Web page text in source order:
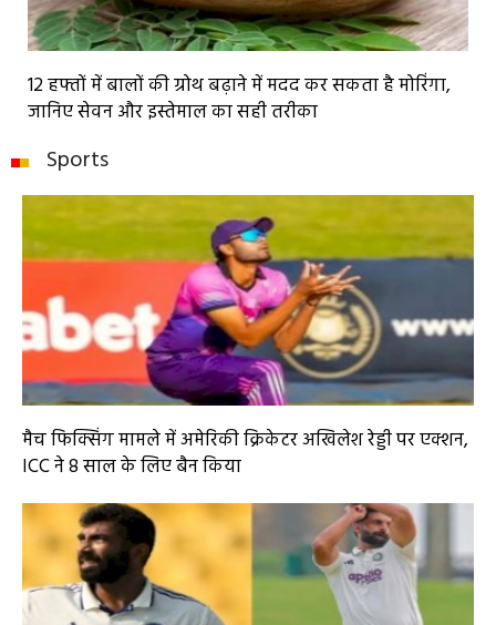
12 हफ्तों में बालों की ग्रोथ बढ़ाने में मदद कर सकता है मोरिंगा,
जानिए सेवन और इस्तेमाल का सही तरीका
Sports
मैच फिक्सिंग मामले में अमेरिकी क्रिकेटर अखिलेश रेड्डी पर एक्शन,
ICC ने 8 साल के लिए बैन किया